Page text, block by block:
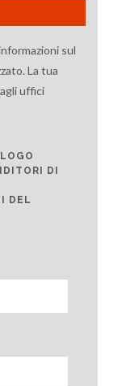
sul
La tua
uffici
DI
DEL